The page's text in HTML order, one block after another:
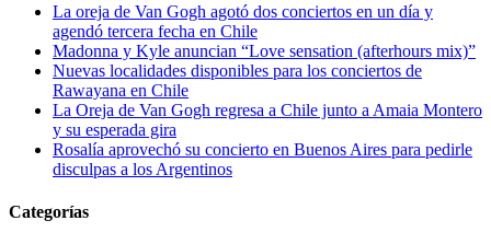
La oreja de Van Gogh agotó dos conciertos en un día y
agendó tercera fecha en Chile
Madonna y Kyle anuncian “Love sensation (afterhours mix)”
Nuevas localidades disponibles para los conciertos de
Rawayana en Chile
La Oreja de Van Gogh regresa a Chile junto a Amaia Montero
y su esperada gira
Rosalía aprovechó su concierto en Buenos Aires para pedirle
disculpas a los Argentinos
Categorías